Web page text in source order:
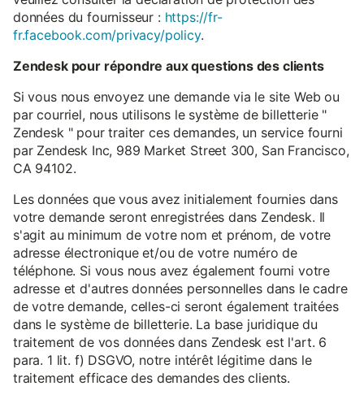
données du fournisseur : https://fr-
fr.facebook.com/privacy/policy.
Zendesk pour répondre aux questions des clients
Si vous nous envoyez une demande via le site Web ou
par courriel, nous utilisons le système de billetterie "
Zendesk " pour traiter ces demandes, un service fourni
par Zendesk Inc, 989 Market Street 300, San Francisco,
CA 94102.
Les données que vous avez initialement fournies dans
votre demande seront enregistrées dans Zendesk. Il
s'agit au minimum de votre nom et prénom, de votre
adresse électronique et/ou de votre numéro de
téléphone. Si vous nous avez également fourni votre
adresse et d'autres données personnelles dans le cadre
de votre demande, celles-ci seront également traitées
dans le système de billetterie. La base juridique du
traitement de vos données dans Zendesk est l'art. 6
para. 1 lit. f) DSGVO, notre intérêt légitime dans le
traitement efficace des demandes des clients.